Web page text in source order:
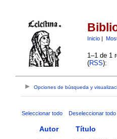
Inicio|
1–1 de 1
(RSS):
Opciones de búsqueda y
Seleccionar todo Deseleccionar todo
Autor Título